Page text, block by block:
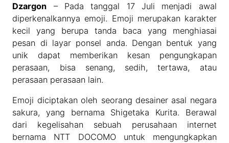
Dzargon – Pada tanggal 17 Juli menjadi awal
diperkenalkannya emoji. Emoji merupakan karakter
kecil yang berupa tanda baca yang menghiasai
pesan di layar ponsel anda. Dengan bentuk yang
unik dapat memberikan kesan pengungkapan
perasaan, bisa senang, sedih, tertawa, atau
perasaan perasaan lain.
Emoji diciptakan oleh seorang desainer asal negara
sakura, yang bernama Shigetaka Kurita. Berawal
dari kegelisahan sebuah perusahaan internet
bernama NTT DOCOMO untuk mengungkapkan